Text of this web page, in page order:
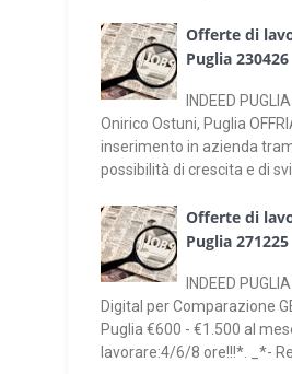
Offerte di
Puglia 230426
INDEED
Onirico Ostuni, Puglia
inserimento in azienda
possibilità di crescita e di
Offerte di
Puglia 271225
INDEED
Digital per Comparazione
Puglia €600 - €1.500 al
lavorare:4/6/8 ore!!!*. _*-